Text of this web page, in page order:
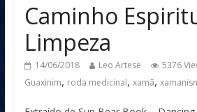
Caminho
Limpeza
14/06/2018 Leo Artese 5376
Guaxinim, roda medicinal, xamã,